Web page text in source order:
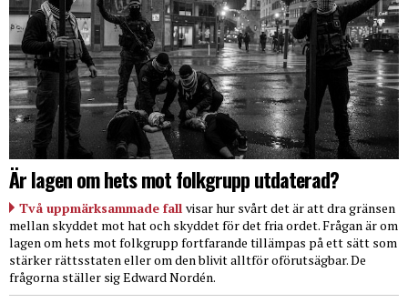
Är lagen om hets mot folkgrupp utdaterad?
Två uppmärksammade fall visar hur svårt det är att dra gränsen
mellan skyddet mot hat och skyddet för det fria ordet. Frågan är om
lagen om hets mot folkgrupp fortfarande tillämpas på ett sätt som
stärker rättsstaten eller om den blivit alltför oförutsägbar. De
frågorna ställer sig Edward Nordén.